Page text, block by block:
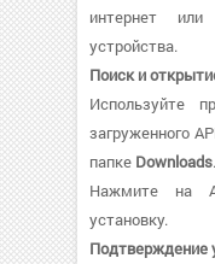
интернет
устройства.
Поиск и
Используйте
загруженного
папке Downloads.
Нажмите на
установку.
Подтверждение